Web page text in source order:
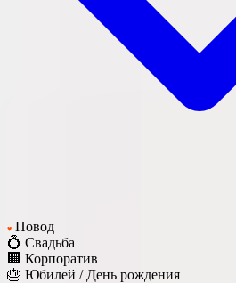
♥ Повод
💍 Свадьба
🏢 Корпоратив
🎂 Юбилей / День рождения